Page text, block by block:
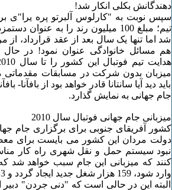
دهندگانش بکلی انکار شد!
سپس نوبت به "کارلوس آلبرتو پره یرا"ی
تیم؛ مبلغ 100 میلیون رند را به
شد اما تنها یک سال بعد از عقد قرارداد، از
هم مسائل خانوادگی عنوان نمود! در حال
میزبان بدون شرکت در مسابقات مقدماتی
باید دید آیا سانتانا قادر خواهد بود از بافآنا-
جام جهانی به نمایش گذارد.
میزبانی جام جهانی فوتبال سال 2010
کشور آفریقای جنوبی برای برگزاری جام
دولت مردان این کشور می بایست برای
نبود سیستم حمل و نقل شهری راه کار
البته این در حالی است که "دنی جردن" دبیر